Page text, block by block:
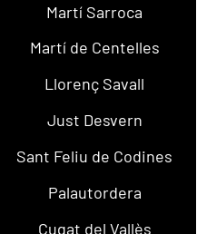
Martí Sarroca
Martí de Centelles
Llorenç Savall
Just Desvern
Sant Feliu de Codines
Palautordera
Cugat del Vallès